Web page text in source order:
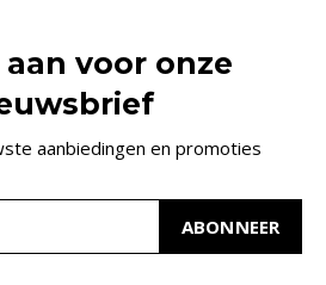
aan voor onze
aanbiedingen en promoties
ABONNEER